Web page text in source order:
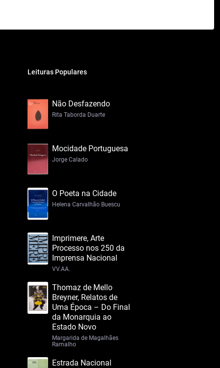
Leituras Populares
Não Desfazendo
Rita Taborda Duarte
Mocidade Portuguesa
Jorge Calado
O Poeta na Cidade
Helena Carvalhão Buescu
Imprimere, Arte
Processo nos 250 da
Imprensa Nacional
VV.AA.
Thomaz de Mello
Breyner, Relatos de
Uma Época – Do Final
da Monarquia ao
Estado Novo
Margarida de Magalhães
Ramalho
Estrada Nacional